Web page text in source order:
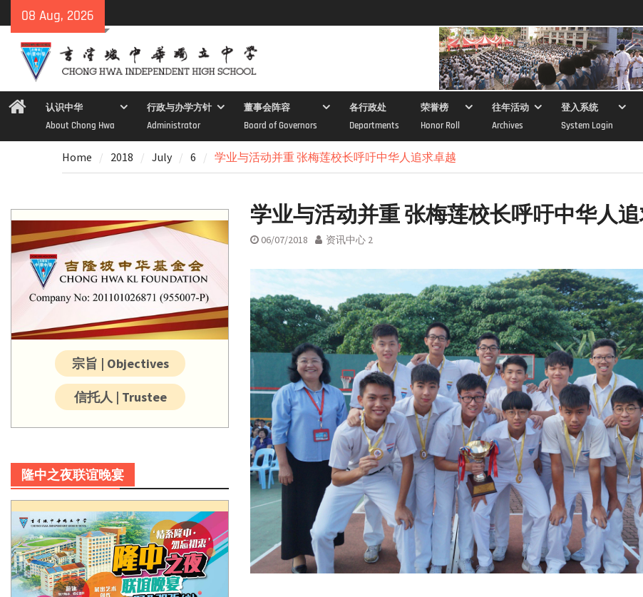
to
content
08 Aug, 2026
Home认识中华
About Chong Hwa
行政与办学方针
Administrator
董事会阵容
Board of Governors
各行政处
Departments
荣誉榜
Honor Roll
往年活动
Archives
登入系统
System Login
Home 2018 July 6 学业与活动并重 张梅莲校长呼吁中华人追求卓越
学业与活动并重 张梅莲校长呼吁中华人
06/07/2018 资讯中心 2
宗旨 | Objectives
信托人 | Trustee
隆中之夜联谊晚宴